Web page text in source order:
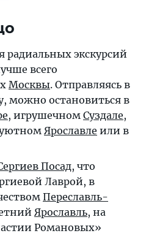
радиальных экскурсий
всего
Москвы. Отправляясь в
можно остановиться в
, игрушечном Суздале,
Ярославле или в
Посад, что
Лаврой, в
Переславль-
Ярославль, на
Романовых»